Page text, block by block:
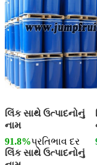
લિંક સાથે ઉત્પાદનોનું
નામ
91.8%પ્રતિભાવ દર
લિંક સાથે ઉત્પાદનોનું